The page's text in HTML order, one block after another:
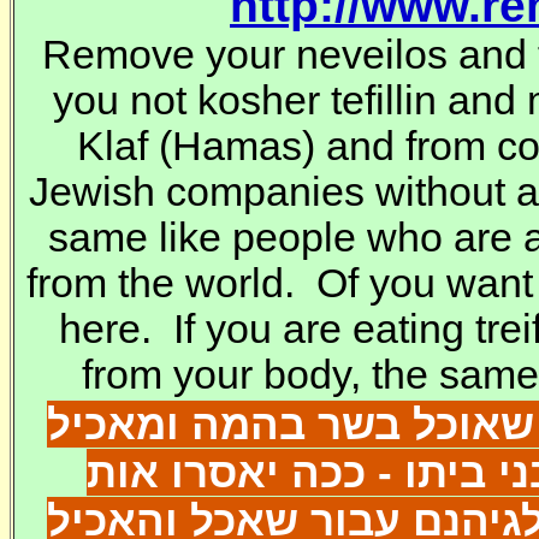
Remove your neveilos
you not kosher tefillin and
Klaf (Hamas) and from
Jewish companies without
same like people who are
from the world. Of you
here. If you are eating
from your body, the
בשר בהמה ומאכיל
ביתו - ככה יאסרו אות
עבור שאכל והאכיל